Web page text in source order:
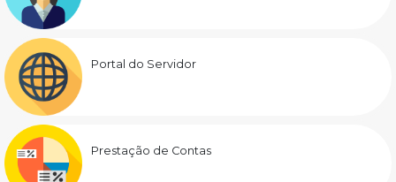
Portal do Servidor
Prestação de Contas